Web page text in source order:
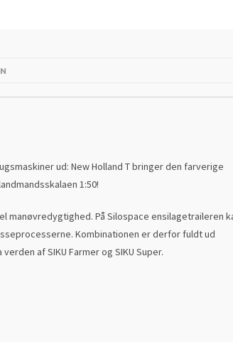
ud: New Holland T bringer den farverige
1:50!
manøvredygtighed. På Silospace ensilagetraileren
Kombinationen er derfor fuldt ud
af ​​SIKU Farmer og SIKU Super.